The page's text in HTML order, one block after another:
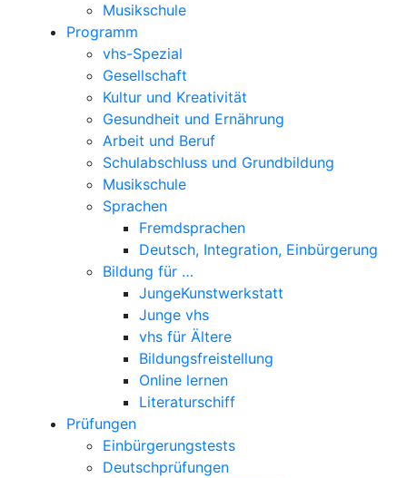
Musikschule
Programm
vhs-Spezial
Gesellschaft
Kultur und Kreativität
Gesundheit und Ernährung
Arbeit und Beruf
Schulabschluss und Grundbildung
Musikschule
Sprachen
Fremdsprachen
Deutsch, Integration, Einbürgerung
Bildung für …
JungeKunstwerkstatt
Junge vhs
vhs für Ältere
Bildungsfreistellung
Online lernen
Literaturschiff
Prüfungen
Einbürgerungstests
Deutschprüfungen